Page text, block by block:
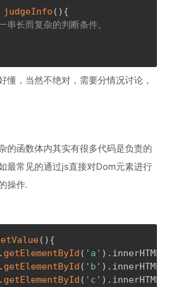
judgeInfo ( ) {
串长而复杂的判断条件。
懂，当然不绝对，需要分情况讨论，
的函数体内其实有很多代码是负责的
最常见的通过js直接对Dom元素进行
操作.
( ) {
. getElementById ( 'a' ) . innerHTML
. getElementById ( 'b' ) . innerHTML
. getElementById ( 'c' ) . innerHTML